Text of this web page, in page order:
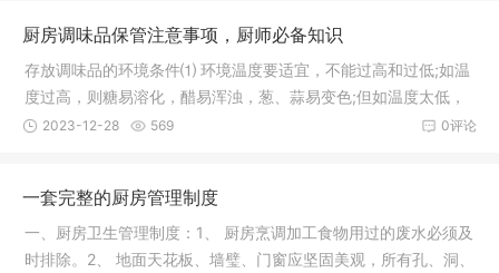
厨房调味品保管注意事项，厨师必备知识
存放调味品的环境条件⑴ 环境温度要适宜，不能过高和过低;如温
度过高，则糖易溶化，醋易浑浊，葱、蒜易变色;但如温度太低，
葱、
0评论
2023-12-28 569
一套完整的厨房管理制度
一、厨房卫生管理制度：1、 厨房烹调加工食物用过的废水必须及
时排除。2、 地面天花板、墙璧、门窗应坚固美观，所有孔、洞、